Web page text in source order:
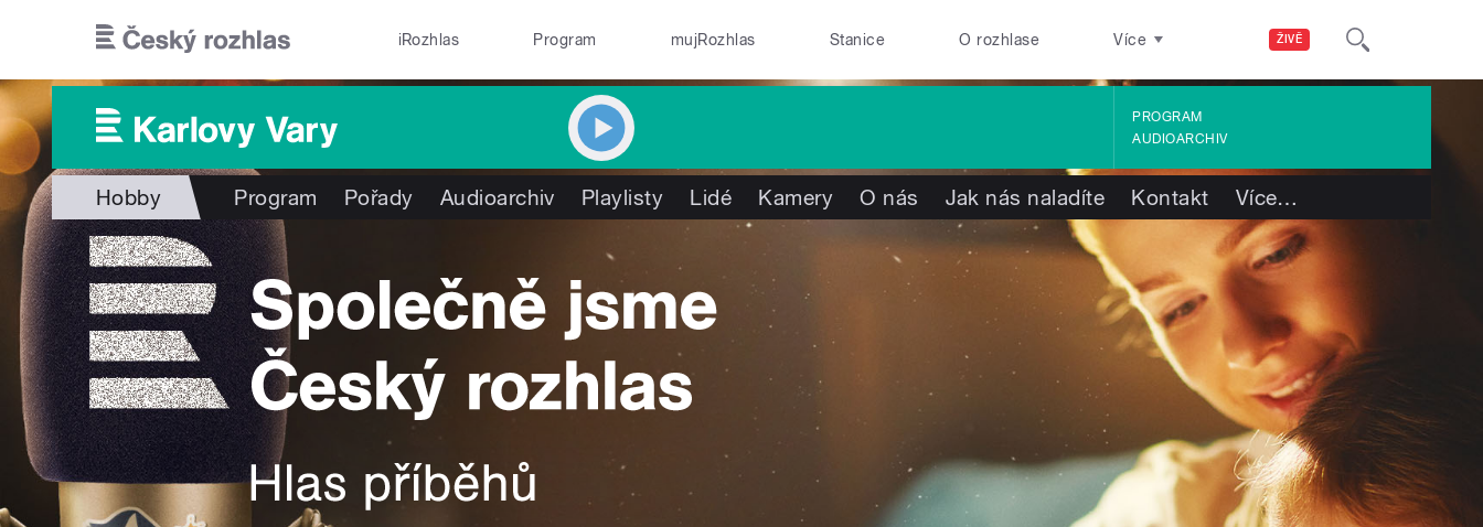
ŽIVĚ
iRozhlas Program mujRozhlas Stanice O rozhlase Více
PROGRAM
AUDIOARCHIV
Hobby Program Pořady Audioarchiv Playlisty Lidé Kamery O nás Jak nás naladíte Kontakt Více…